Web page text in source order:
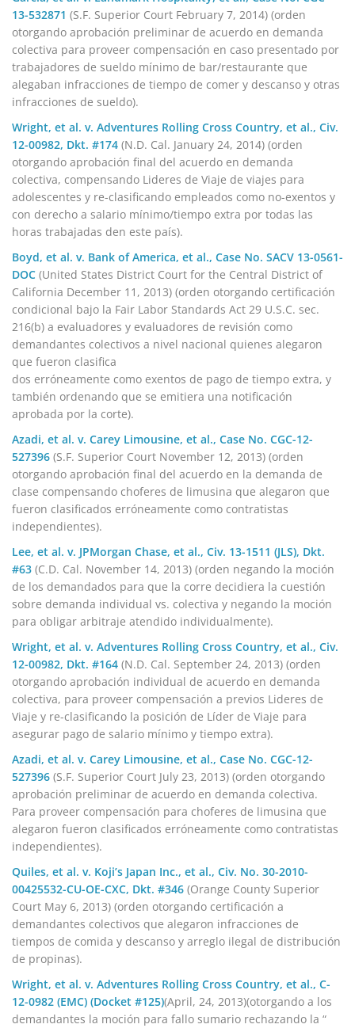
13-532871 (S.F. Superior Court February 7, 2014) (orden
otorgando aprobación preliminar de acuerdo en demanda
colectiva para proveer compensación en caso presentado por
trabajadores de sueldo mínimo de bar/restaurante que
alegaban infracciones de tiempo de comer y descanso y otras
infracciones de sueldo).
Wright, et al. v. Adventures Rolling Cross Country, et al., Civ.
12-00982, Dkt. #174 (N.D. Cal. January 24, 2014) (orden
otorgando aprobación final del acuerdo en demanda
colectiva, compensando Lideres de Viaje de viajes para
adolescentes y re-clasificando empleados como no-exentos y
con derecho a salario mínimo/tiempo extra por todas las
horas trabajadas den este país).
Boyd, et al. v. Bank of America, et al., Case No. SACV 13-0561-
DOC (United States District Court for the Central District of
California December 11, 2013) (orden otorgando certificación
condicional bajo la Fair Labor Standards Act 29 U.S.C. sec.
216(b) a evaluadores y evaluadores de revisión como
demandantes colectivos a nivel nacional quienes alegaron
que fueron clasifica
dos erróneamente como exentos de pago de tiempo extra, y
también ordenando que se emitiera una notificación
aprobada por la corte).
Azadi, et al. v. Carey Limousine, et al., Case No. CGC-12-
527396 (S.F. Superior Court November 12, 2013) (orden
otorgando aprobación final del acuerdo en la demanda de
clase compensando choferes de limusina que alegaron que
fueron clasificados erróneamente como contratistas
independientes).
Lee, et al. v. JPMorgan Chase, et al., Civ. 13-1511 (JLS), Dkt.
#63 (C.D. Cal. November 14, 2013) (orden negando la moción
de los demandados para que la corre decidiera la cuestión
sobre demanda individual vs. colectiva y negando la moción
para obligar arbitraje atendido individualmente).
Wright, et al. v. Adventures Rolling Cross Country, et al., Civ.
12-00982, Dkt. #164 (N.D. Cal. September 24, 2013) (orden
otorgando aprobación individual de acuerdo en demanda
colectiva, para proveer compensación a previos Lideres de
Viaje y re-clasificando la posición de Líder de Viaje para
asegurar pago de salario mínimo y tiempo extra).
Azadi, et al. v. Carey Limousine, et al., Case No. CGC-12-
527396 (S.F. Superior Court July 23, 2013) (orden otorgando
aprobación preliminar de acuerdo en demanda colectiva.
Para proveer compensación para choferes de limusina que
alegaron fueron clasificados erróneamente como contratistas
independientes).
Quiles, et al. v. Koji’s Japan Inc., et al., Civ. No. 30-2010-
00425532-CU-OE-CXC, Dkt. #346 (Orange County Superior
Court May 6, 2013) (orden otorgando certificación a
demandantes colectivos que alegaron infracciones de
tiempos de comida y descanso y arreglo ilegal de distribución
de propinas).
Wright, et al. v. Adventures Rolling Cross Country, et al., C-
12-0982 (EMC) (Docket #125)(April, 24, 2013)(otorgando a los
demandantes la moción para fallo sumario rechazando la “